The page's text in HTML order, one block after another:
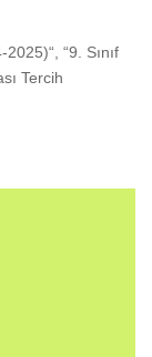
“9. Sınıf
Tercih